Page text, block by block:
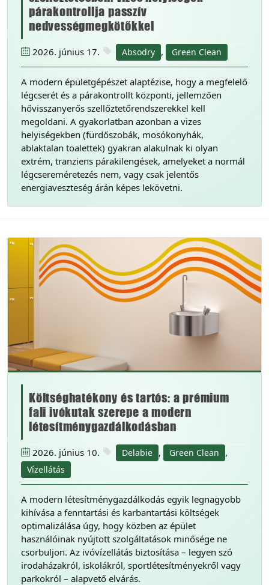
párakontrollja passzív
nedvességmegkötőkkel
2026. június 17. Absodry , Green Clean
A modern épületgépészet alaptézise, hogy a megfelelő
légcserét és a párakontrollt központi, jellemzően
hővisszanyerős szellőztetőrendszerekkel kell
megoldani. A gyakorlatban azonban a vizes
helyiségekben (fürdőszobák, mosókonyhák,
ablaktalan toalettek) gyakran alakulnak ki olyan
extrém, tranziens párakilengések, amelyeket a normál
légcsereméretezés nem, vagy csak jelentős
energiaveszteség árán képes lekövetni.
Költséghatékony és tartós: a prémium
fali ivókutak szerepe a modern
létesítménygazdálkodásban
2026. június 10. Delabie , Green Clean ,
Vízellátás
A modern létesítménygazdálkodás egyik legnagyobb
kihívása a fenntartási és karbantartási költségek
optimalizálása úgy, hogy közben az épület
használóinak nyújtott szolgáltatások minősége ne
csorbuljon. Az ivóvízellátás biztosítása – legyen szó
irodaházakról, iskolákról, sportlétesítményekről vagy
parkokról – alapvető elvárás.